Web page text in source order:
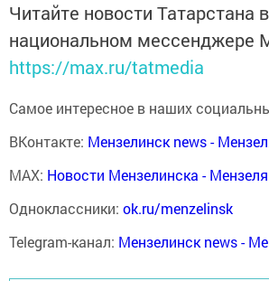
Читайте новости Татарстана в
национальном мессенджере
https://max.ru/tatmedia
Самое интересное в наших
ВКонтакте: Мензелинск news -
MAX: Новости Мензелинска -
Одноклассники: ok.ru/menzelinsk
Telegram-канал: Мензелинск news -